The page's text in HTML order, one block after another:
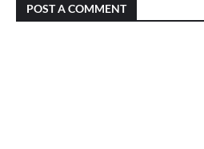
POST A COMMENT